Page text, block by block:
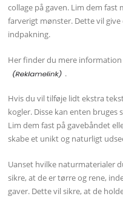
collage på gaven. Lim dem
farverigt mønster. Dette vil
indpakning.
Her finder du mere
.
Hvis du vil tilføje lidt ekstra
kogler. Disse kan enten bruges
Lim dem fast på gavebåndet
skabe et unikt og naturligt
Uanset hvilke naturmaterialer
sikre, at de er tørre og rene,
gaver. Dette vil sikre, at de